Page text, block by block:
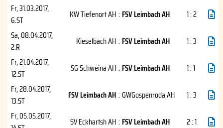
Fr, 31.03.2017,
6.ST
KW Tiefenort AH : FSV Leimbach AH
1 : 2
Sa, 08.04.2017,
2.R
Kieselbach AH : FSV Leimbach AH
1 : 3
Fr, 21.04.2017,
12.ST
SG Schweina AH : FSV Leimbach AH
1 : 1
Fr, 28.04.2017,
13.ST
FSV Leimbach AH :GWGospenroda AH
1 : 3
Fr, 05.05.2017,
SV Eckhartsh AH : FSV Leimbach AH 2 : 1